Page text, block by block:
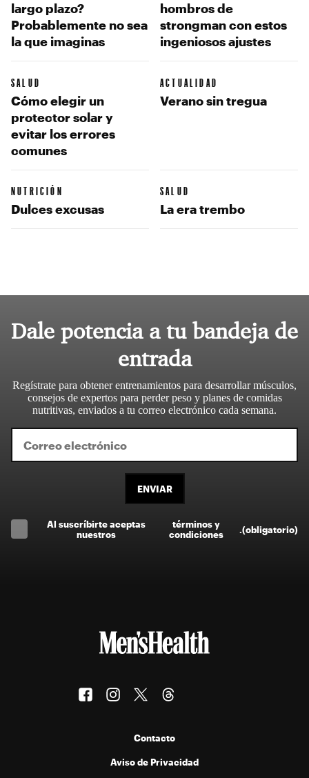
largo plazo?
Probablemente no sea
la que imaginas
hombros de
strongman con estos
ingeniosos ajustes
SALUD
Cómo elegir un
protector solar y
evitar los errores
comunes
ACTUALIDAD
Verano sin tregua
NUTRICIÓN
Dulces excusas
SALUD
La era trembo
Dale potencia a tu bandeja de
entrada
Regístrate para obtener entrenamientos para desarrollar músculos,
consejos de expertos para perder peso y planes de comidas
nutritivas, enviados a tu correo electrónico cada semana.
ENVIAR
Al suscríbirte aceptas
nuestros
términos y
condiciones
(obligatorio)
Contacto
Aviso de Privacidad